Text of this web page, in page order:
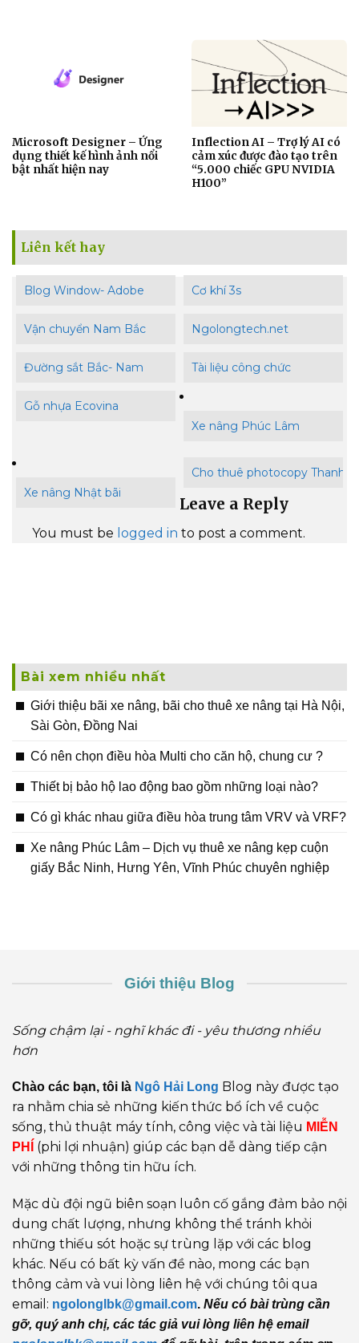
Microsoft Designer – Ứng
dụng thiết kế hình ảnh nổi
bật nhất hiện nay
Inflection AI – Trợ lý AI có
cảm xúc được đào tạo trên
“5.000 chiếc GPU NVIDIA
H100”
Liên kết hay
Blog Window- Adobe Cơ khí 3s
Vận chuyển Nam Bắc Ngolongtech.net
Đường sắt Bắc- Nam Tài liệu công chức
Gỗ nhựa Ecovina
Xe nâng Phúc Lâm
Xe nâng Nhật bãi
Cho thuê photocopy Thanh
Leave a Reply
You must be logged in to post a comment.
Bài xem nhiều nhất
Giới thiệu bãi xe nâng, bãi cho thuê xe nâng tại Hà Nội,
Sài Gòn, Đồng Nai
Có nên chọn điều hòa Multi cho căn hộ, chung cư ?
Thiết bị bảo hộ lao động bao gồm những loại nào?
Có gì khác nhau giữa điều hòa trung tâm VRV và VRF?
Xe nâng Phúc Lâm – Dịch vụ thuê xe nâng kẹp cuộn
giấy Bắc Ninh, Hưng Yên, Vĩnh Phúc chuyên nghiệp
Giới thiệu Blog
Sống chậm lại - nghĩ khác đi - yêu thương nhiều
hơn
Chào các bạn, tôi là Ngô Hải Long Blog này được tạo
ra nhằm chia sẻ những kiến thức bổ ích về cuộc
sống, thủ thuật máy tính, công việc và tài liệu MIỄN
PHÍ
(phi lợi nhuận) giúp các bạn dễ dàng tiếp cận
với những thông tin hữu ích.
Mặc dù đội ngũ biên soạn luôn cố gắng đảm bảo nội
dung chất lượng, nhưng không thể tránh khỏi
những thiếu sót hoặc sự trùng lặp với các blog
khác. Nếu có bất kỳ vấn đề nào, mong các bạn
thông cảm và vui lòng liên hệ với chúng tôi qua
email: ngolonglbk@gmail.com. Nếu có bài trùng cần
gỡ, quý anh chị, các tác giả vui lòng liên hệ email